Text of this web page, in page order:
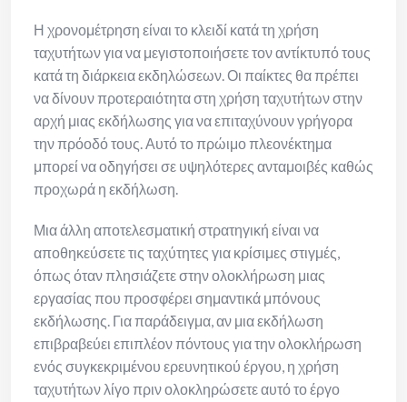
Η χρονομέτρηση είναι το κλειδί κατά τη χρήση
ταχυτήτων για να μεγιστοποιήσετε τον αντίκτυπό τους
κατά τη διάρκεια εκδηλώσεων. Οι παίκτες θα πρέπει
να δίνουν προτεραιότητα στη χρήση ταχυτήτων στην
αρχή μιας εκδήλωσης για να επιταχύνουν γρήγορα
την πρόοδό τους. Αυτό το πρώιμο πλεονέκτημα
μπορεί να οδηγήσει σε υψηλότερες ανταμοιβές καθώς
προχωρά η εκδήλωση.
Μια άλλη αποτελεσματική στρατηγική είναι να
αποθηκεύσετε τις ταχύτητες για κρίσιμες στιγμές,
όπως όταν πλησιάζετε στην ολοκλήρωση μιας
εργασίας που προσφέρει σημαντικά μπόνους
εκδήλωσης. Για παράδειγμα, αν μια εκδήλωση
επιβραβεύει επιπλέον πόντους για την ολοκλήρωση
ενός συγκεκριμένου ερευνητικού έργου, η χρήση
ταχυτήτων λίγο πριν ολοκληρώσετε αυτό το έργο